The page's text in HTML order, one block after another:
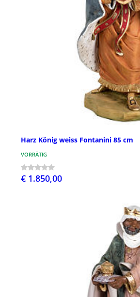
Harz König weiss Fontanini 85 cm
VORRÄTIG
€ 1.850,00